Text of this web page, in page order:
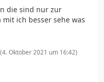
die sind nur zur
ich besser sehe was
(4. Oktober 2021 um 16:42)